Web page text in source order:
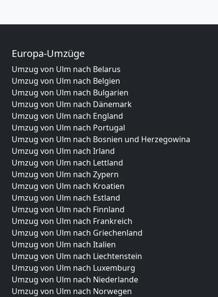
Europa-Umzüge
Umzug von Ulm nach Belarus
Umzug von Ulm nach Belgien
Umzug von Ulm nach Bulgarien
Umzug von Ulm nach Dänemark
Umzug von Ulm nach England
Umzug von Ulm nach Portugal
Umzug von Ulm nach Bosnien und Herzegowina
Umzug von Ulm nach Irland
Umzug von Ulm nach Lettland
Umzug von Ulm nach Zypern
Umzug von Ulm nach Kroatien
Umzug von Ulm nach Estland
Umzug von Ulm nach Finnland
Umzug von Ulm nach Frankreich
Umzug von Ulm nach Griechenland
Umzug von Ulm nach Italien
Umzug von Ulm nach Liechtenstein
Umzug von Ulm nach Luxemburg
Umzug von Ulm nach Niederlande
Umzug von Ulm nach Norwegen